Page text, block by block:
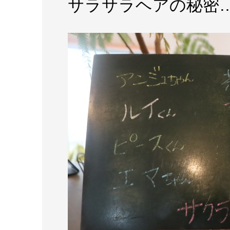
サラサラヘアの秘密